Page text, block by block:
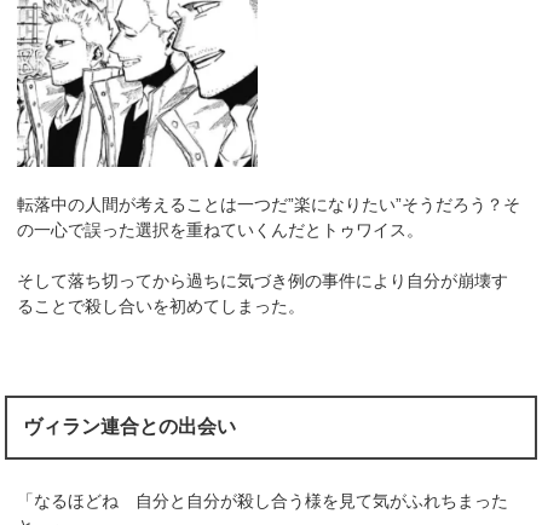
転落中の人間が考えることは一つだ”楽になりたい”そうだろう？そ
の一心で誤った選択を重ねていくんだとトゥワイス。
そして落ち切ってから過ちに気づき例の事件により自分が崩壊す
ることで殺し合いを初めてしまった。
ヴィラン連合との出会い
「なるほどね 自分と自分が殺し合う様を見て気がふれちまった